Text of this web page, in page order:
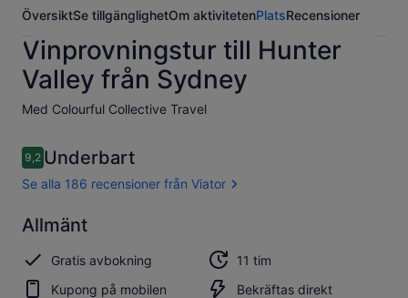
ÖversiktSe tillgänglighetOm aktivitetenPlatsRecensioner
Vinprovningstur till Hunter
Valley från Sydney
Med Colourful Collective Travel
Recensioner
9,29,2 av 10,
Underbart
Se alla 186 recensioner från Viator
9.29.2 av 10
Underbart
Se alla 186
recensioner
från Viator
Allmänt
Gratis avbokning
11 tim
Kupong på mobilen
Bekräftas direkt